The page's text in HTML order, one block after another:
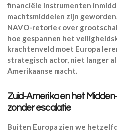
financiële instrumenten
machtsmiddelen zijn
NAVO-retoriek over
hoe gespannen het
krachtenveld moet Europa
strategisch actor, niet langer
Amerikaanse macht.
Zuid-Amerika en het
zonder escalatie
Buiten Europa zien we